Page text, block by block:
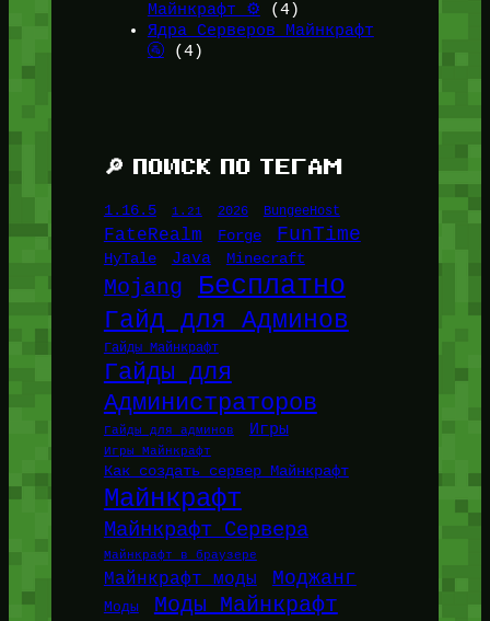
Майнкрафт ⚙️ (4)
Ядра Серверов Майнкрафт
🚰(4)
🔎 ПОИСК ПО ТЕГАМ
1.16.5 1.21 2026 BungeeHost
FateRealm Forge FunTime
HyTale Java Minecraft
Mojang Бесплатно
Гайд для Админов
Гайды Майнкрафт
Гайды для
Администраторов
Гайды для админов Игры
Игры Майнкрафт
Как создать сервер Майнкрафт
Майнкрафт
Майнкрафт Сервера
Майнкрафт в браузере
Майнкрафт моды Моджанг
Моды Моды Майнкрафт